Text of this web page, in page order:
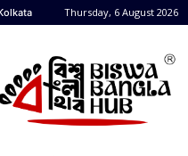
Thursday, 6 August 2026